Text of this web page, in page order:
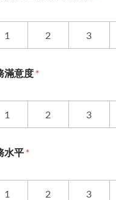
1 2 3
滿意度 *
1 2 3
水平 *
1 2 3